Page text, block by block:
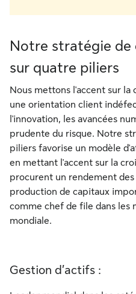
Notre stratégie de
sur quatre piliers
Nous mettons l'accent sur la
une orientation client
l'innovation, les avancées
prudente du risque. Notre
piliers favorise un modèle
en mettant l'accent sur la
procurent un rendement
production de capitaux
comme chef de file dans les
mondiale.
Gestion d’actifs :